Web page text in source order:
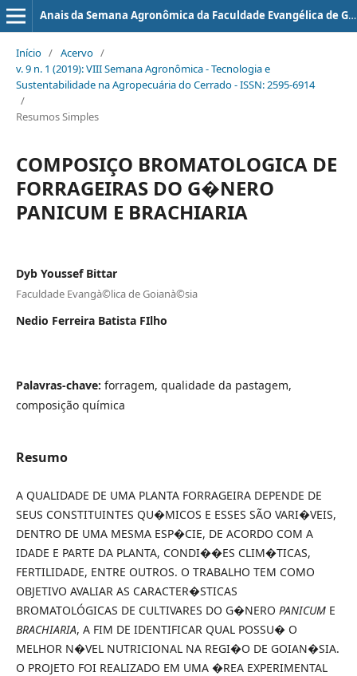
Anais da Semana Agronômica da Faculdade Evangélica de Goianésia
Início / Acervo /
v. 9 n. 1 (2019): VIII Semana Agronômica - Tecnologia e
Sustentabilidade na Agropecuária do Cerrado - ISSN: 2595-6914
/
Resumos Simples
COMPOSIÇO BROMATOLOGICA DE
FORRAGEIRAS DO G�NERO
PANICUM E BRACHIARIA
Dyb Youssef Bittar
Faculdade Evangà©lica de Goianà©sia
Nedio Ferreira Batista FIlho
Palavras-chave: forragem, qualidade da pastagem,
composição química
Resumo
A QUALIDADE DE UMA PLANTA FORRAGEIRA DEPENDE DE
SEUS CONSTITUINTES QU�MICOS E ESSES SÃO VARI�VEIS,
DENTRO DE UMA MESMA ESP�CIE, DE ACORDO COM A
IDADE E PARTE DA PLANTA, CONDI��ES CLIM�TICAS,
FERTILIDADE, ENTRE OUTROS. O TRABALHO TEM COMO
OBJETIVO AVALIAR AS CARACTER�STICAS
BROMATOLÓGICAS DE CULTIVARES DO G�NERO PANICUM E
BRACHIARIA, A FIM DE IDENTIFICAR QUAL POSSU� O
MELHOR N�VEL NUTRICIONAL NA REGI�O DE GOIAN�SIA.
O PROJETO FOI REALIZADO EM UMA �REA EXPERIMENTAL